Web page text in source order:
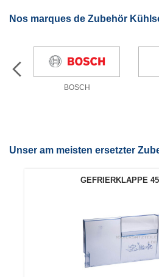
Nos marques de Zubehör
BOSCH
Unser am meisten ersetzter
GEFRIERKLAPPE